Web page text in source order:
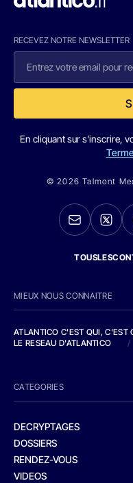
RECEVEZ NOTRE NEWSLETTER
En cliquant sur s'inscrire,
© 2026 Talmont
MIEUX NOUS CONNAITRE
ATLANTICO C'EST QUI, C'EST
LE RESEAU D'ATLANTICO
/
CATEGORIES
DECRYPTAGES
DOSSIERS
RENDEZ-VOUS
VIDEOS